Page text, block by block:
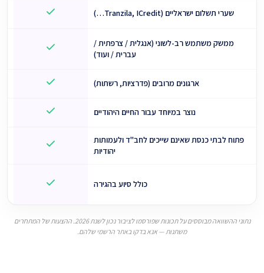
שערי תשלום ישראליים (Tranzila, ICredit…)
ממשק משתמש רב-לשוני (אנגלית / צרפתית /
עברית / ועוד)
ארגונים מרובים (פדרציות, רשתות)
נוצר במיוחד עבור החיים היהודיים
פתוח לבתי כנסת שאינם שייכים לחב"ד ולעמותות
יהודיות
כולל סיוע בהגירה
נתוני ההשוואה מבוססים על תכונות שפורסמו לציבור נכון לשנת 2026. ההצעות של המתחרים
משתנות — אנא בדקו באתר הרשמי שלהם.